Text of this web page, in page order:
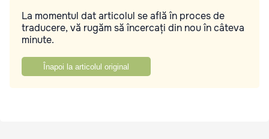
La momentul dat articolul se află în proces de
traducere, vă rugăm să încercați din nou în câteva
minute.
Înapoi la articolul original